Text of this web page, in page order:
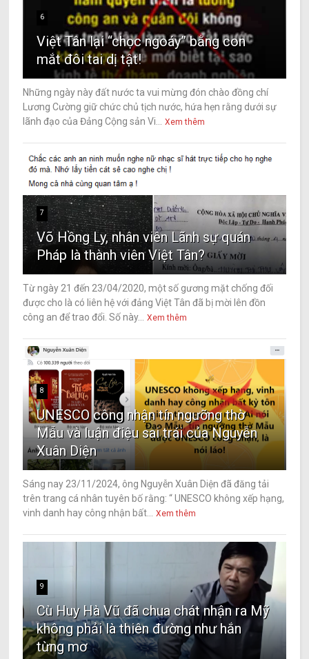
6
Việt Tân lại “chọc ngoáy” bằng con
mắt đôi tai dị tật!
Những ngày này đất nước ta vui mừng đón chào đồng chí
Lương Cường giữ chức chủ tịch nước, hứa hẹn rằng dưới sự
lãnh đạo của Đảng Cộng sản Vi...
Xem thêm
7
Võ Hồng Ly, nhân viên Lãnh sự quán
Pháp là thành viên Việt Tân?
Từ ngày 21 đến 23/04/2020, một số gương mặt chống đối
được cho là có liên hệ với đảng Việt Tân đã bị mời lên đồn
công an để trao đổi. Số này...
Xem thêm
8
UNESCO công nhận tín ngưỡng thờ
Mẫu và luận điệu sai trái của Nguyễn
Xuân Diện
Sáng nay 23/11/2024, ông Nguyễn Xuân Diện đã đăng tải
trên trang cá nhân tuyên bố rằng: “ UNESCO không xếp hạng,
vinh danh hay công nhận bất...
Xem thêm
9
Cù Huy Hà Vũ đã chua chát nhận ra Mỹ
không phải là thiên đường như hắn
từng mơ